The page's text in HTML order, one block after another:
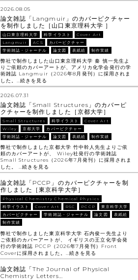
2026.08.05
論文雑誌「Langmuir」のカバーピクチャー
を制作しました［山口東京理科大学 ］
山口東京理科大学 科学イラスト
Cover Art
Langmuir
ACS
カバーピクチャー
学術雑誌・ジャーナル
論文図 表紙絵 制作実績
弊社で制作しました山口東京理科大学 秦 慎一先生よ
りご依頼のカバーアートが、アメリカ化学会発行の学
術雑誌 Langmuir（2026年8月発刊）に採用されま
した。…続きを見る
2026.07.31
論文雑誌「Small Structures」のカバーピ
クチャーを制作しました［京都大学］
Small Structures 科学イラスト
Cover Art
Wiley
京都大学
カバーピクチャー
学術雑誌・ジャーナル
論文図 表紙絵 制作実績
弊社で制作しました京都大学 竹中幹人先生よりご依
頼のカバーアートが、 Wiley社発行の学術雑誌
Small Structures（2026年7月発刊）に採用されま
した。 …続きを見る
論文雑誌「PCCP」のカバーピクチャーを制
作しました［東京科学大学］
Physical Chemistry Chemical Physics
科学イラスト
Cover Art RSC PCCP
東京科学大学
カバーピクチャー
学術雑誌・ジャーナル 論文図
表紙絵
制作実績
弊社で制作しました東京科学大学 石内俊一先生より
ご依頼のカバーアートが、 イギリスの王立化学会発
行の学術雑誌 PCCP（2026年7月発刊）Front
Coverに採用されました。…続きを見る
論文雑誌「The Journal of Physical
Chemistry Letters…